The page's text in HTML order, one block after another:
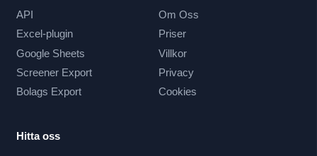
API
Excel-plugin
Google Sheets
Screener Export
Bolags Export
Om Oss
Priser
Villkor
Privacy
Cookies
Hitta oss